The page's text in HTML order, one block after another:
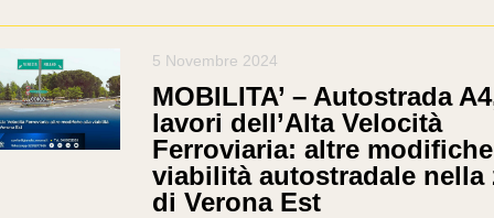
5 Novembre 2024
MOBILITA’ – Autostrada
lavori dell’Alta Velocità
Ferroviaria: altre
viabilità autostradale nella
di Verona Est